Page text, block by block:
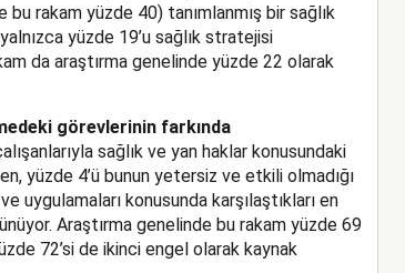
bu rakam yüzde 40) tanımlanmış bir sağlık
yüzde 19’u sağlık stratejisi
da araştırma genelinde yüzde 22 olarak
görevlerinin farkında
sağlık ve yan haklar konusundaki
yüzde 4’ü bunun yetersiz ve etkili olmadığı
uygulamaları konusunda karşılaştıkları en
Araştırma genelinde bu rakam yüzde 69
72’si de ikinci engel olarak kaynak